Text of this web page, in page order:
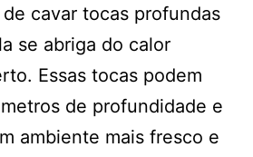
cavar tocas profundas
se abriga do calor
Essas tocas podem
de profundidade e
ambiente mais fresco e